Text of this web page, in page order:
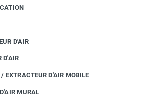
D'AIR
D'AIR
EXTRACTEUR D'AIR MOBILE
MURAL